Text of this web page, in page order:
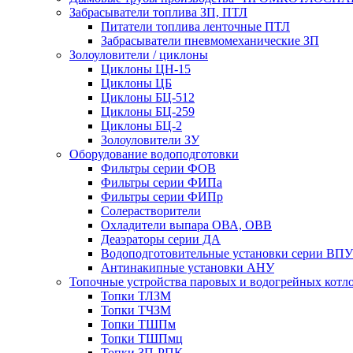
Забрасыватели топлива ЗП, ПТЛ
Питатели топлива ленточные ПТЛ
Забрасыватели пневмомеханические ЗП
Золоуловители / циклоны
Циклоны ЦН-15
Циклоны ЦБ
Циклоны БЦ-512
Циклоны БЦ-259
Циклоны БЦ-2
Золоуловители ЗУ
Оборудование водоподготовки
Фильтры серии ФОВ
Фильтры серии ФИПа
Фильтры серии ФИПр
Солерастворители
Охладители выпара ОВА, ОВВ
Деаэраторы серии ДА
Водоподготовительные установки серии ВПУ
Антинакипные установки АНУ
Топочные устройства паровых и водогрейных
Топки ТЛЗМ
Топки ТЧЗМ
Топки ТШПм
Топки ТШПмц